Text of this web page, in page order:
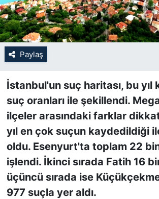
Paylaş
İstanbul'un suç haritası, bu yıl
suç oranları ile şekillendi.
ilçeler arasındaki farklar
yıl en çok suçun kaydedildiği
oldu. Esenyurt'ta toplam 22
işlendi. İkinci sırada Fatih 16
üçüncü sırada ise
977 suçla yer aldı.
SARIYER HABERLERİ
SARIYER İMAR BARIŞI
SEKTÖR
SİYASET
SON DAKİKA HABERİ
SPOR
TEKNOLOJİ
TÜRKİYE VE DÜNYA GÜNDEMİ